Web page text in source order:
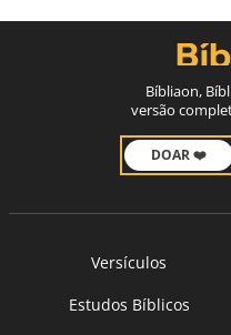
Bíbliaon,
versão
DOAR ❤️
Versículos
Estudos Bíblicos